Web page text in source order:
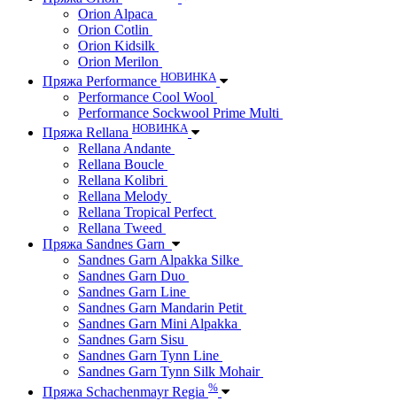
Orion Alpaca
Orion Cotlin
Orion Kidsilk
Orion Merilon
Пряжа Performance НОВИНКА
Performance Cool Wool
Performance Sockwool Prime Multi
Пряжа Rellana НОВИНКА
Rellana Andante
Rellana Boucle
Rellana Kolibri
Rellana Melody
Rellana Tropical Perfect
Rellana Tweed
Пряжа Sandnes Garn
Sandnes Garn Alpakka Silke
Sandnes Garn Duo
Sandnes Garn Line
Sandnes Garn Mandarin Petit
Sandnes Garn Mini Alpakka
Sandnes Garn Sisu
Sandnes Garn Tynn Line
Sandnes Garn Tynn Silk Mohair
Пряжа Schachenmayr Regia %